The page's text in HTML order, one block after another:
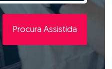
Procura Assistida